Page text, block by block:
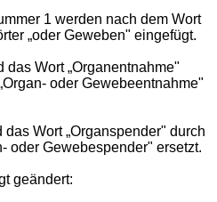
1 werden nach dem Wort
„oder Geweben" eingefügt.
das Wort „Organentnahme"
oder Gewebeentnahme"
das Wort „Organspender" durch
oder Gewebespender" ersetzt.
geändert: